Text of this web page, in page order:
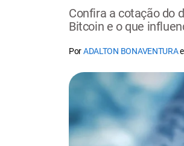
Confira a cotação do
Bitcoin e o que
PorADALTON BONAVENTURA